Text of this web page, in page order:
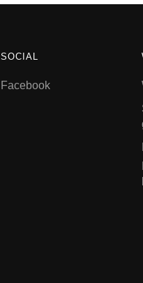
SOCIAL
Facebook